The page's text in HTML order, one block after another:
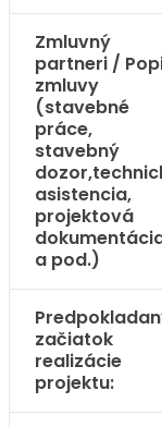
Zmluvný
partneri /
zmluvy
(stavebné
práce,
stavebný
asistencia,
projektová
a pod.)
začiatok
realizácie
projektu: